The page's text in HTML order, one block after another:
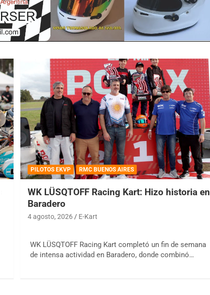
PILOTOS EKVP RMC BUENOS AIRES
WK LÜSQTOFF Racing Kart: Hizo historia en
Baradero
4 agosto, 2026 E-Kart
WK LÜSQTOFF Racing Kart completó un fin de semana
de intensa actividad en Baradero, donde combinó…